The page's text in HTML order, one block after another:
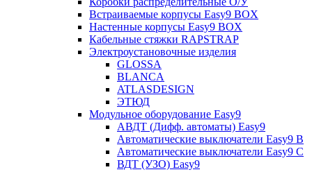
Встраиваемые корпусы Easy9 BOX
Настенные корпусы Easy9 BOX
Кабельные стяжки RAPSTRAP
Электроустановочные изделия
GLOSSA
BLANCA
ATLASDESIGN
ЭТЮД
Модульное оборудование Easy9
АВДТ (Дифф. автоматы) Easy9
Автоматические выключатели Easy9 В
Автоматические выключатели Easy9 С
ВДТ (УЗО) Easy9